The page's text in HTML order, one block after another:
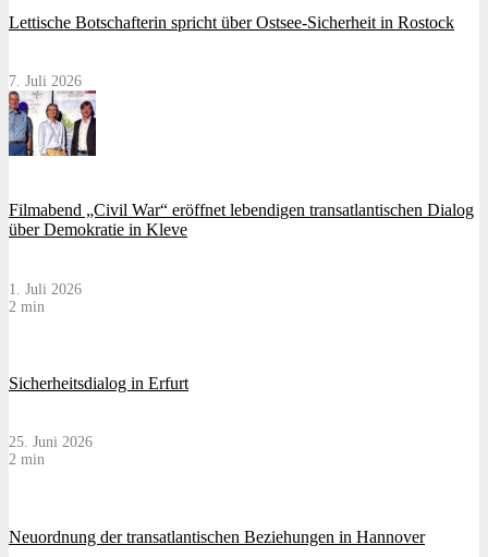
Lettische Botschafterin spricht über Ostsee-Sicherheit in Rostock
7. Juli 2026
Filmabend „Civil War“ eröffnet lebendigen transatlantischen Dialog
über Demokratie in Kleve
1. Juli 2026
2 min
Sicherheitsdialog in Erfurt
25. Juni 2026
2 min
Neuordnung der transatlantischen Beziehungen in Hannover